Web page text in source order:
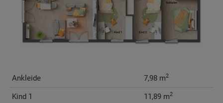
Ankleide 7,98 m2
Kind 1 11,89 m2